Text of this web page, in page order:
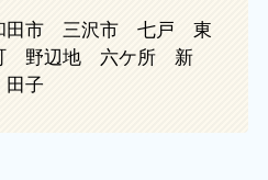
田市 三沢市 七戸 東
野辺地 六ケ所 新
子